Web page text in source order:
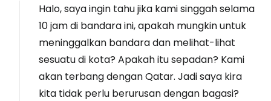
Halo, saya ingin tahu jika kami singgah selama
10 jam di bandara ini, apakah mungkin untuk
meninggalkan bandara dan melihat-lihat
sesuatu di kota? Apakah itu sepadan? Kami
akan terbang dengan Qatar. Jadi saya kira
kita tidak perlu berurusan dengan bagasi?